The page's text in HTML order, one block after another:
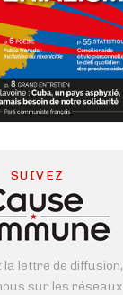
SUIVEZ
la lettre de diffusion,
sur les réseaux